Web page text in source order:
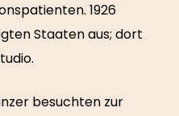
1926
Staaten aus; dort
besuchten zur